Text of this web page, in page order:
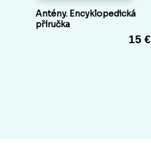
Antény. Encyklopedická
příručka
15 €